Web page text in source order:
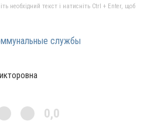
необхідний текст і натисніть Ctrl + Enter, щоб
службы
0,0